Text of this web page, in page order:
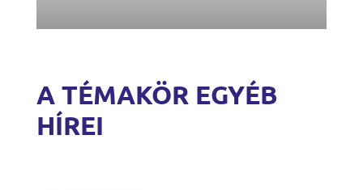
A TÉMAKÖR EGYÉB
HÍREI